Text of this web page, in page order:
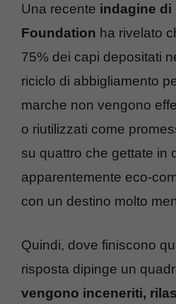
Una recente indagine di
Foundation ha rivelato
75% dei capi depositati
riciclo di abbigliamento
marche non vengono
o riutilizzati come
su quattro che gettate in
apparentemente eco-
con un destino molto
Quindi, dove finiscono
risposta dipinge un
vengono inceneriti,